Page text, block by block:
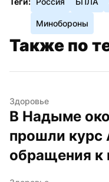
Минобороны
Также по
Здоровье
В Надыме
прошли курс
обращения к